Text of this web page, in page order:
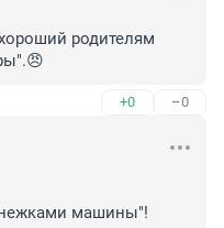
родителям
+0 –0
машины"!